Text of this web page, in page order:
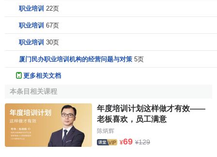
职业培训卷.银声音像出版社,2004.4.
职业培训 22页
职业培训 67页
职业培训 30页
厦门民办职业培训机构的经营问题与对策 5页
更多相关文档
本条目相关课程
年度培训计划这样做才有效——
老板喜欢，员工满意
陈炳辉
¥69 ¥129